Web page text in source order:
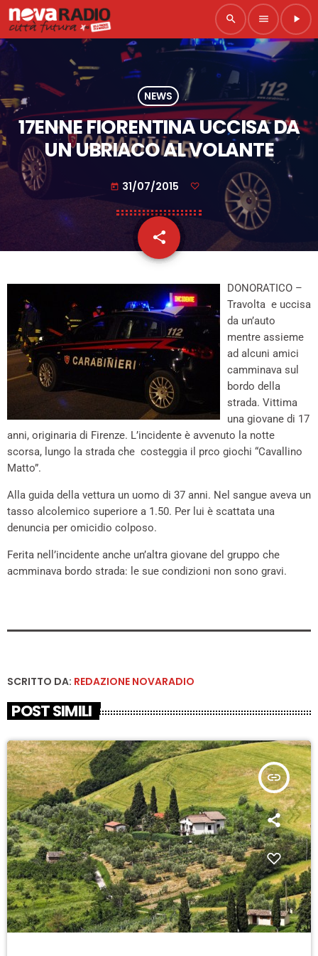
search menu play_arrow
NEWS
17ENNE FIORENTINA UCCISA DA
UN UBRIACO AL VOLANTE
today 31/07/2015
share
email
DONORATICO –
Travolta e uccisa
da un’auto
mentre assieme
ad alcuni amici
camminava sul
bordo della
strada. Vittima
una giovane di 17
anni, originaria di Firenze. L’incidente è avvenuto la notte
scorsa, lungo la strada che costeggia il prco giochi “Cavallino
Matto”.
Alla guida della vettura un uomo di 37 anni. Nel sangue aveva un
tasso alcolemico superiore a 1.50. Per lui è scattata una
denuncia per omicidio colposo.
Ferita nell’incidente anche un’altra giovane del gruppo che
acmminava bordo strada: le sue condizioni non sono gravi.
SCRITTO DA: REDAZIONE NOVARADIO
POST SIMILI
insert_link